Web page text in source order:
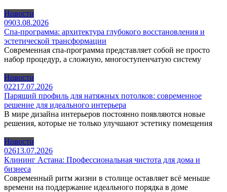
Новости
0903.08.2026
Спа-программа: архитектура глубокого восстановления и
эстетической трансформации
Современная спа-программа представляет собой не просто
набор процедур, а сложную, многоступенчатую систему
Новости
02217.07.2026
Парящий профиль для натяжных потолков: современное
решение для идеального интерьера
В мире дизайна интерьеров постоянно появляются новые
решения, которые не только улучшают эстетику помещения
Новости
02613.07.2026
Клининг Астана: Профессиональная чистота для дома и
бизнеса
Современный ритм жизни в столице оставляет всё меньше
времени на поддержание идеального порядка в доме